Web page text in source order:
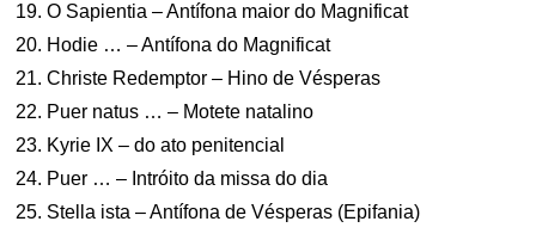
19. O Sapientia – Antífona maior do Magnificat
20. Hodie … – Antífona do Magnificat
21. Christe Redemptor – Hino de Vésperas
22. Puer natus … – Motete natalino
23. Kyrie IX – do ato penitencial
24. Puer … – Intróito da missa do dia
25. Stella ista – Antífona de Vésperas (Epifania)